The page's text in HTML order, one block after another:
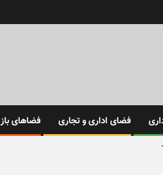
فضای اداری و تجاری فضاهای باز